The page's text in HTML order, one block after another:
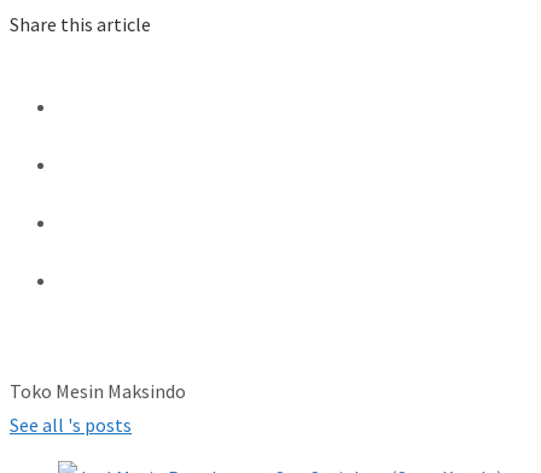
Share this article
Toko Mesin Maksindo
See all 's posts